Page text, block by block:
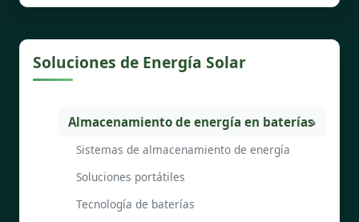
Soluciones de Energía Solar
Almacenamiento de energía en baterías
Sistemas de almacenamiento de energía
Soluciones portátiles
Tecnología de baterías